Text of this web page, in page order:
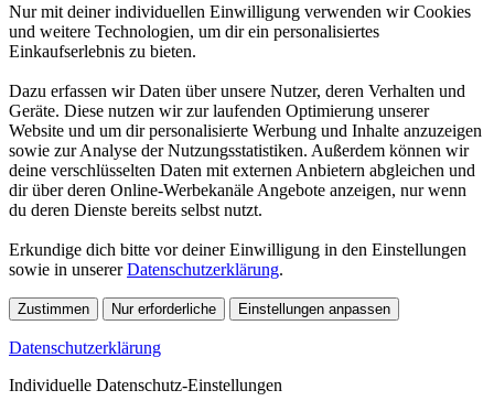
Nur mit deiner individuellen Einwilligung verwenden wir Cookies
und weitere Technologien, um dir ein personalisiertes
Einkaufserlebnis zu bieten.
Dazu erfassen wir Daten über unsere Nutzer, deren Verhalten und
Geräte. Diese nutzen wir zur laufenden Optimierung unserer
Website und um dir personalisierte Werbung und Inhalte anzuzeigen
sowie zur Analyse der Nutzungsstatistiken. Außerdem können wir
deine verschlüsselten Daten mit externen Anbietern abgleichen und
dir über deren Online-Werbekanäle Angebote anzeigen, nur wenn
du deren Dienste bereits selbst nutzt.
Erkundige dich bitte vor deiner Einwilligung in den Einstellungen
sowie in unsererDatenschutzerklärung.
Zustimmen Nur erforderliche Einstellungen anpassen
Datenschutzerklärung
Individuelle Datenschutz-Einstellungen